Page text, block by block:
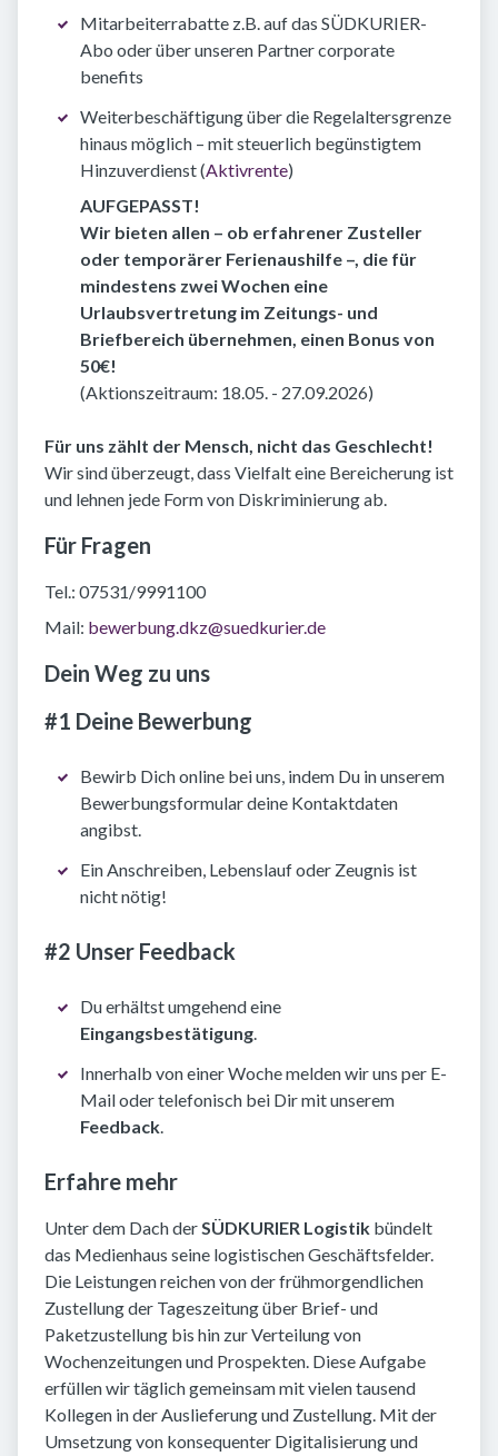
Mitarbeiterrabatte z.B. auf das SÜDKURIER-
Abo oder über unseren Partner corporate
benefits
Weiterbeschäftigung über die Regelaltersgrenze
hinaus möglich – mit steuerlich begünstigtem
Hinzuverdienst (Aktivrente)
AUFGEPASST!
Wir bieten allen – ob erfahrener Zusteller
oder temporärer Ferienaushilfe –, die für
mindestens zwei Wochen eine
Urlaubsvertretung im Zeitungs- und
Briefbereich übernehmen, einen Bonus von
50€!
(Aktionszeitraum: 18.05. - 27.09.2026)
Für uns zählt der Mensch, nicht das Geschlecht!
Wir sind überzeugt, dass Vielfalt eine Bereicherung ist
und lehnen jede Form von Diskriminierung ab.
Für Fragen
Tel.: 07531/9991100
Mail: bewerbung.dkz@suedkurier.de
Dein Weg zu uns
#1 Deine Bewerbung
Bewirb Dich online bei uns, indem Du in unserem
Bewerbungsformular deine Kontaktdaten
angibst.
Ein Anschreiben, Lebenslauf oder Zeugnis ist
nicht nötig!
#2 Unser Feedback
Du erhältst umgehend eine
Eingangsbestätigung.
Innerhalb von einer Woche melden wir uns per E-
Mail oder telefonisch bei Dir mit unserem
Feedback.
Erfahre mehr
Unter dem Dach derSÜDKURIER Logistik bündelt
das Medienhaus seine logistischen Geschäftsfelder.
Die Leistungen reichen von der frühmorgendlichen
Zustellung der Tageszeitung über Brief- und
Paketzustellung bis hin zur Verteilung von
Wochenzeitungen und Prospekten. Diese Aufgabe
erfüllen wir täglich gemeinsam mit vielen tausend
Kollegen in der Auslieferung und Zustellung. Mit der
Umsetzung von konsequenter Digitalisierung und